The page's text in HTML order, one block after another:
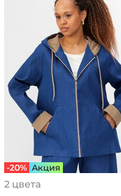
-20% Aкция
2 цвета